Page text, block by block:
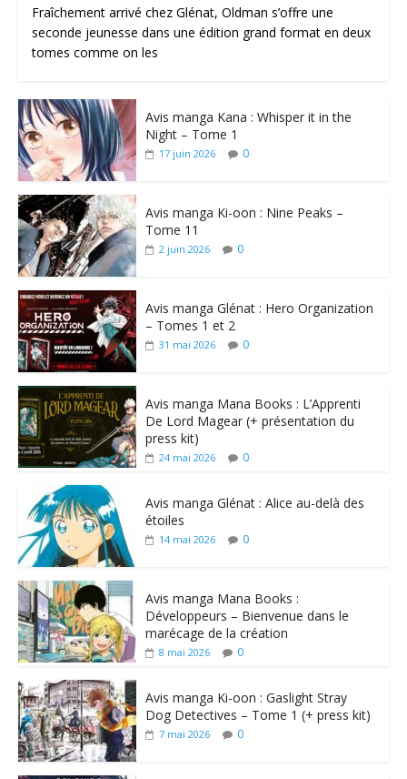
Fraîchement arrivé chez Glénat, Oldman s’offre une
seconde jeunesse dans une édition grand format en deux
tomes comme on les
Avis manga Kana : Whisper it in the
Night – Tome 1
17 juin 2026 0
Avis manga Ki-oon : Nine Peaks –
Tome 11
2 juin 2026 0
Avis manga Glénat : Hero Organization
– Tomes 1 et 2
31 mai 2026 0
Avis manga Mana Books : L’Apprenti
De Lord Magear (+ présentation du
press kit)
24 mai 2026 0
Avis manga Glénat : Alice au-delà des
étoiles
14 mai 2026 0
Avis manga Mana Books :
Développeurs – Bienvenue dans le
marécage de la création
8 mai 2026 0
Avis manga Ki-oon : Gaslight Stray
Dog Detectives – Tome 1 (+ press kit)
7 mai 2026 0